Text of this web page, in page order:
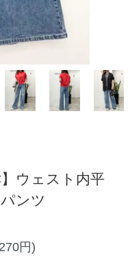
】ウェスト内平
ンツ
円)